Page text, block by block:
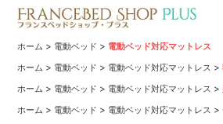
ホーム > 電動ベッド > 電動ベッド対応マットレス
ホーム > 電動ベッド > 電動ベッド対応マットレス >
ホーム > 電動ベッド > 電動ベッド対応マットレス >
ホーム > 電動ベッド > 電動ベッド対応マットレス >